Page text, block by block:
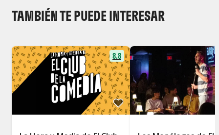
TAMBIÉN TE PUEDE INTERESAR
8.8